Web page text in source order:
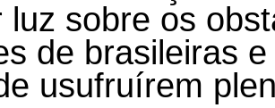
luz sobre os
de brasileiras
usufruírem